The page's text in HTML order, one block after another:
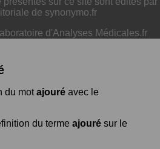
de synonymo.fr
d'Analyses Médicales.fr
du motajouré avec le
du terme ajouré sur le